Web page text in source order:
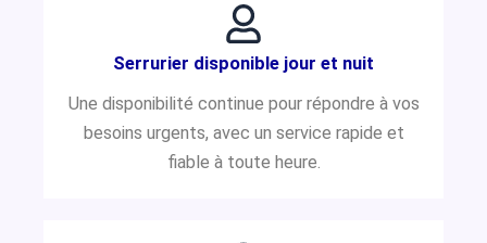
Serrurier disponible jour et nuit
Une disponibilité continue pour répondre à vos
besoins urgents, avec un service rapide et
fiable à toute heure.